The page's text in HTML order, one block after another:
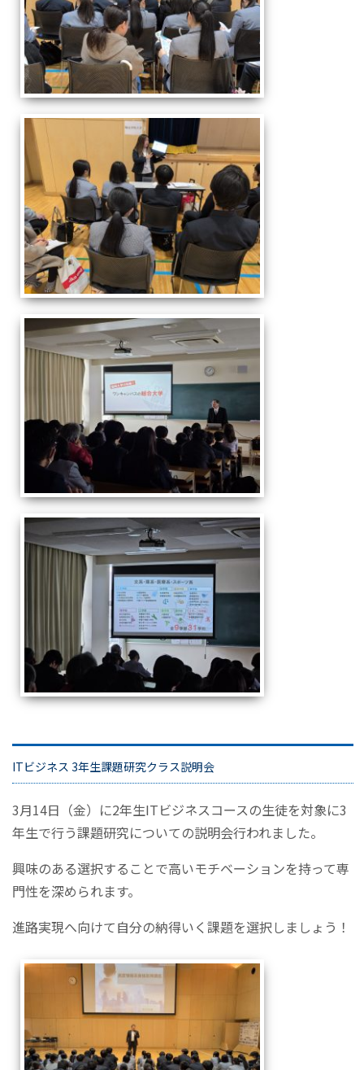
ITビジネス 3年生課題研究クラス説明会
3月14日（金）に2年生ITビジネスコースの生徒を対象に3
年生で行う課題研究についての説明会行われました。
興味のある選択することで高いモチベーションを持って専
門性を深められます。
進路実現へ向けて自分の納得いく課題を選択しましょう！